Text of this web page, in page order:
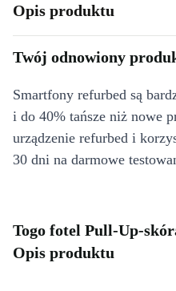
Opis produktu
Twój odnowiony
Smartfony refurbed są
i do 40% tańsze niż nowe
urządzenie refurbed i
30 dni na darmowe
Togo fotel Pull-Up-
Opis produktu